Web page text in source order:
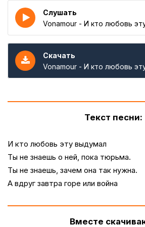
Слушать
Vonamour - И кто любовь
Скачать
Vonamour - И кто любовь
Текст песни:
И кто любовь эту выдумал
Ты не знаешь о ней, пока тюрьма.
Ты не знаешь, зачем она так нужна.
А вдруг завтра горе или война
Вместе